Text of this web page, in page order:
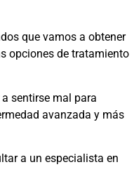
que vamos a obtener
opciones de tratamiento
sentirse mal para
avanzada y más
a un especialista en